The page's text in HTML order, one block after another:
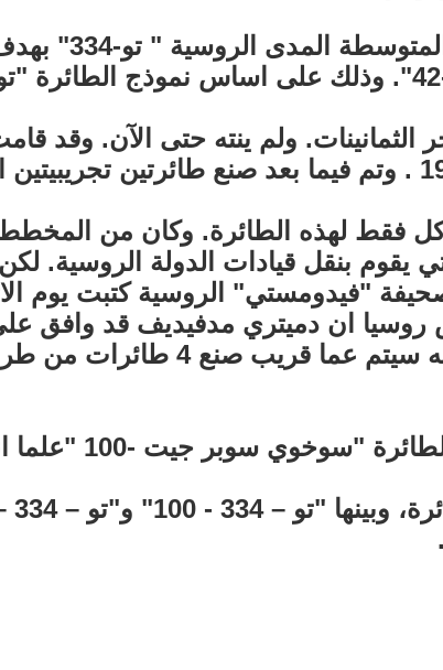
تـم تصميم
ولم ينته حتى الآن. وقد
عام 2007 فتم تجميع 5 هياكل فقط لهذه الطائرة.
يقوم بنقل قيادات الدولة الروسية.
روسيا ان دميتري مدفيديف قد وافق
و في آخر المطاف